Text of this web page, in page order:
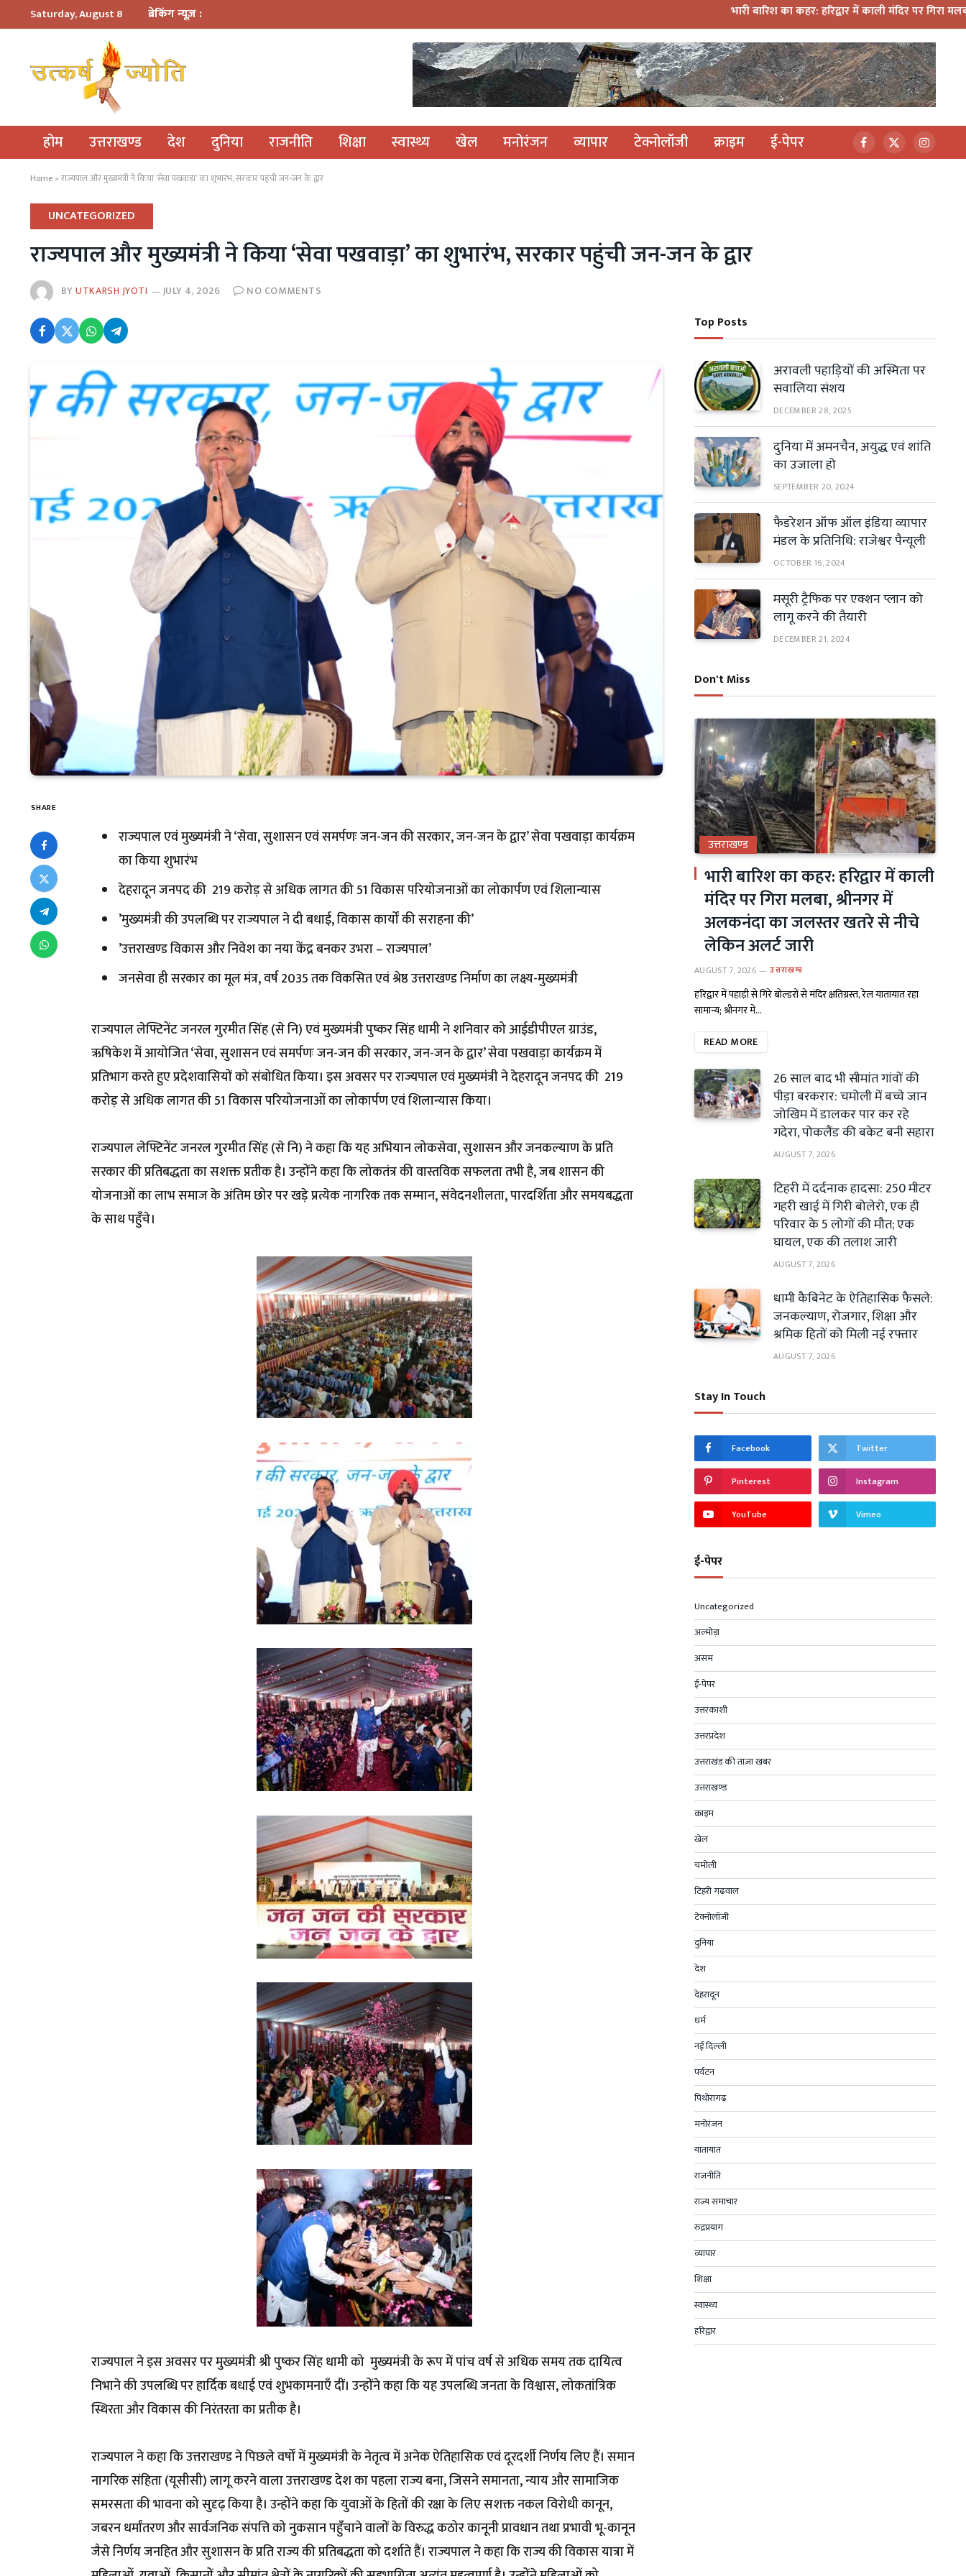
Saturday, August 8 ब्रेकिंग न्यूज़ : भारी बारिश का कहर: हरिद्वार में काली मंदिर पर गिरा मलबा,
होम उत्तराखण्ड देश दुनिया राजनीति शिक्षा स्वास्थ्य खेल मनोरंजन व्यापार टेक्नोलॉजी क्राइम ई-पेपर Facebook
X
(Twitter)
Home » राज्यपाल और मुख्यमंत्री ने किया ‘सेवा पखवाड़ा’ का शुभारंभ, सरकार पहुंची जन-जन के द्वार
UNCATEGORIZED
राज्यपाल और मुख्यमंत्री ने किया ‘सेवा पखवाड़ा’ का शुभारंभ, सरकार पहुंची जन-जन के द्वार
BYUTKARSH JYOTI JULY 4, 2026 NO COMMENTS
SHARE
राज्यपाल एवं मुख्यमंत्री ने ‘सेवा, सुशासन एवं समर्पणः जन-जन की सरकार, जन-जन के द्वार’ सेवा पखवाड़ा कार्यक्रम
का किया शुभारंभ
देहरादून जनपद की ₹ 219 करोड़ से अधिक लागत की 51 विकास परियोजनाओं का लोकार्पण एवं शिलान्यास
’मुख्यमंत्री की उपलब्धि पर राज्यपाल ने दी बधाई, विकास कार्यों की सराहना की’
’उत्तराखण्ड विकास और निवेश का नया केंद्र बनकर उभरा – राज्यपाल’
जनसेवा ही सरकार का मूल मंत्र, वर्ष 2035 तक विकसित एवं श्रेष्ठ उत्तराखण्ड निर्माण का लक्ष्य-मुख्यमंत्री
राज्यपाल लेफ्टिनेंट जनरल गुरमीत सिंह (से नि) एवं मुख्यमंत्री पुष्कर सिंह धामी ने शनिवार को आईडीपीएल ग्राउंड,
ऋषिकेश में आयोजित ‘सेवा, सुशासन एवं समर्पणः जन-जन की सरकार, जन-जन के द्वार’ सेवा पखवाड़ा कार्यक्रम में
प्रतिभाग करते हुए प्रदेशवासियों को संबोधित किया। इस अवसर पर राज्यपाल एवं मुख्यमंत्री ने देहरादून जनपद की ₹ 219
करोड़ से अधिक लागत की 51 विकास परियोजनाओं का लोकार्पण एवं शिलान्यास किया।
राज्यपाल लेफ्टिनेंट जनरल गुरमीत सिंह (से नि) ने कहा कि यह अभियान लोकसेवा, सुशासन और जनकल्याण के प्रति
सरकार की प्रतिबद्धता का सशक्त प्रतीक है। उन्होंने कहा कि लोकतंत्र की वास्तविक सफलता तभी है, जब शासन की
योजनाओं का लाभ समाज के अंतिम छोर पर खड़े प्रत्येक नागरिक तक सम्मान, संवेदनशीलता, पारदर्शिता और समयबद्धता
के साथ पहुँचे।
राज्यपाल ने इस अवसर पर मुख्यमंत्री श्री पुष्कर सिंह धामी को मुख्यमंत्री के रूप में पांच वर्ष से अधिक समय तक दायित्व
निभाने की उपलब्धि पर हार्दिक बधाई एवं शुभकामनाएँ दीं। उन्होंने कहा कि यह उपलब्धि जनता के विश्वास, लोकतांत्रिक
स्थिरता और विकास की निरंतरता का प्रतीक है।
राज्यपाल ने कहा कि उत्तराखण्ड ने पिछले वर्षों में मुख्यमंत्री के नेतृत्व में अनेक ऐतिहासिक एवं दूरदर्शी निर्णय लिए हैं। समान
नागरिक संहिता (यूसीसी) लागू करने वाला उत्तराखण्ड देश का पहला राज्य बना, जिसने समानता, न्याय और सामाजिक
समरसता की भावना को सुदृढ़ किया है। उन्होंने कहा कि युवाओं के हितों की रक्षा के लिए सशक्त नकल विरोधी कानून,
जबरन धर्मांतरण और सार्वजनिक संपत्ति को नुकसान पहुँचाने वालों के विरुद्ध कठोर कानूनी प्रावधान तथा प्रभावी भू-कानून
जैसे निर्णय जनहित और सुशासन के प्रति राज्य की प्रतिबद्धता को दर्शाते हैं। राज्यपाल ने कहा कि राज्य की विकास यात्रा में
Top Posts
अरावली पहाड़ियों की अस्मिता पर
सवालिया संशय
DECEMBER 28, 2025
दुनिया में अमनचैन, अयुद्ध एवं शांति
का उजाला हो
SEPTEMBER 20, 2024
फैडरेशन ऑफ ऑल इंडिया व्यापार
मंडल के प्रतिनिधि: राजेश्वर पैन्यूली
OCTOBER 16, 2024
मसूरी ट्रैफिक पर एक्शन प्लान को
लागू करने की तैयारी
DECEMBER 21, 2024
Don't Miss
उत्तराखण्ड
भारी बारिश का कहर: हरिद्वार में काली
मंदिर पर गिरा मलबा, श्रीनगर में
अलकनंदा का जलस्तर खतरे से नीचे
लेकिन अलर्ट जारी
AUGUST 7, 2026 उत्तराखण्ड
हरिद्वार में पहाड़ी से गिरे बोल्डरों से मंदिर क्षतिग्रस्त, रेल यातायात रहा
सामान्य; श्रीनगर में…
READ MORE
26 साल बाद भी सीमांत गांवों की
पीड़ा बरकरार: चमोली में बच्चे जान
जोखिम में डालकर पार कर रहे
गदेरा, पोकलैंड की बकेट बनी सहारा
AUGUST 7, 2026
टिहरी में दर्दनाक हादसा: 250 मीटर
गहरी खाई में गिरी बोलेरो, एक ही
परिवार के 5 लोगों की मौत; एक
घायल, एक की तलाश जारी
AUGUST 7, 2026
धामी कैबिनेट के ऐतिहासिक फैसले:
जनकल्याण, रोजगार, शिक्षा और
श्रमिक हितों को मिली नई रफ्तार
AUGUST 7, 2026
Stay In Touch
Facebook Twitter
Pinterest Instagram
YouTube Vimeo
ई-पेपर
Uncategorized
अल्मोड़ा
असम
ई-पेपर
उत्तरकाशी
उत्तरप्रदेश
उत्तराखंड की ताज़ा खबर
उत्तराखण्ड
क्राइम
खेल
चमोली
टिहरी गढ़वाल
टेक्नोलॉजी
दुनिया
देश
देहरादून
धर्म
नई दिल्ली
पर्यटन
पिथोरागढ़
मनोरंजन
यातायात
राजनीति
राज्य समाचार
रुद्रप्रयाग
व्यापार
शिक्षा
स्वास्थ्य
हरिद्वार